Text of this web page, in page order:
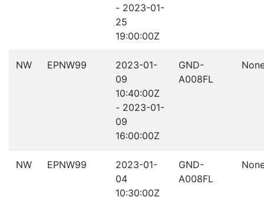
- 2023-01-
25
19:00:00Z
NW EPNW99
2023-01-
09
10:40:00Z
- 2023-01-
09
16:00:00Z
GND-
A008FL
NW EPNW99
2023-01-
04
10:30:00Z
GND-
A008FL